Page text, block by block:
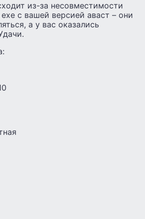
из-за несовместимости
с вашей версией аваст – они
а у вас оказались